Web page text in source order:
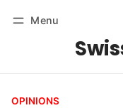
Menu
Se connecter
OPINIONS